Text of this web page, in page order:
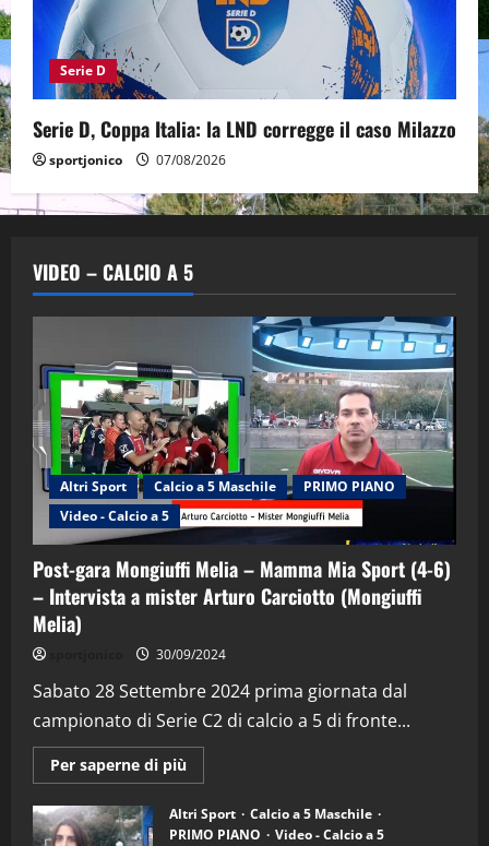
Serie D
Serie D, Coppa Italia: la LND corregge il caso Milazzo
sportjonico 07/08/2026
VIDEO – CALCIO A 5
Altri Sport Calcio a 5 Maschile
PRIMO PIANO
Video - Calcio a 5
Post-gara Mongiuffi Melia – Mamma Mia Sport (4-6)
– Intervista a mister Arturo Carciotto (Mongiuffi
Melia)
30/09/2024
Sabato 28 Settembre 2024 prima giornata dal
campionato di Serie C2 di calcio a 5 di fronte...
Per saperne di più
informazioni
Post-
gara
Mongiuffi
Altri Sport
Calcio a 5 Maschile
PRIMO PIANO
Video - Calcio a 5
2
“SportEmpire” in Podcast: 29^ Puntata
(Martedi 28 Aprile 2026)
28/04/2026
"SportEmpire" in Podcast
“SportEmpire” in Podcast: 28^ Puntata
(Martedi 21 Aprile 2026)